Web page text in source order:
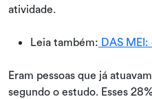
atividade.
Leia também: DAS
Eram pessoas que já
segundo o estudo. Esses